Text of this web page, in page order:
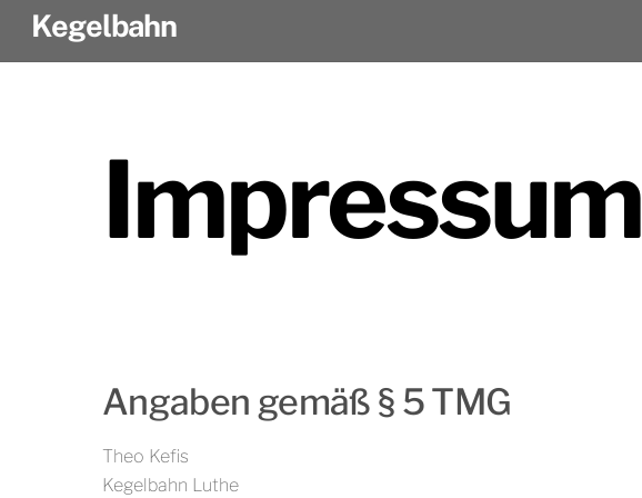
SkipKegelbahn
Impressum
Angaben gemäß § 5 TMG
Theo Kefis
Kegelbahn Luthe